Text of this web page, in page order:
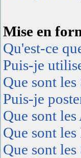
Mise en
Qu'est-ce
Puis-je
Que sont
Puis-je
Que sont
Que sont les
Que sont